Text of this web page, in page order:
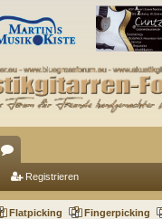
en
Registrieren
Flatpicking Fingerpicking